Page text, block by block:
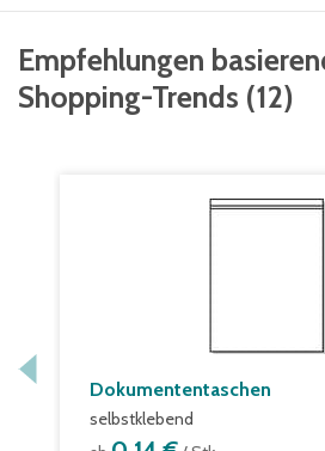
Empfehlungen
Shopping-Trends (12)
Dokumententaschen
selbstklebend